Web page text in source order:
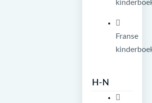
Franse
H-N